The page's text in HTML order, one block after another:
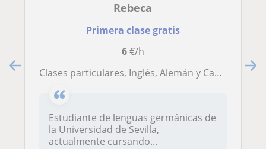
Rebeca
Primera clase gratis
6€/h
Clases particulares, Inglés, Alemán y Castellano. 6UR
Estudiante de lenguas germánicas de
la Universidad de Sevilla,
actualmente cursando...